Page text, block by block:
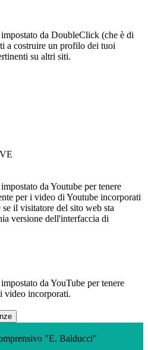
da DoubleClick (che è di
a costruire un profilo dei tuoi
su altri siti.
da Youtube per tenere
per i video di Youtube incorporati
il visitatore del sito web sta
versione dell'interfaccia di
da YouTube per tenere
video incorporati.
"E. Balducci"